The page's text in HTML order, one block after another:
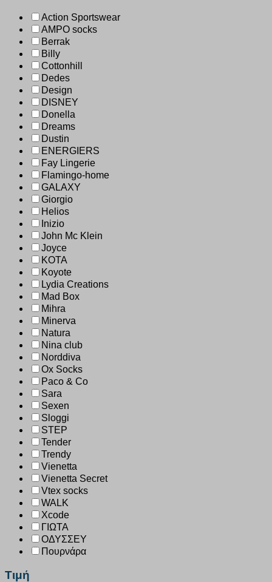
Action Sportswear
AMPO socks
Berrak
Billy
Cottonhill
Dedes
Design
DISNEY
Donella
Dreams
Dustin
ENERGIERS
Fay Lingerie
Flamingo-home
GALAXY
Giorgio
Helios
Inizio
John Mc Klein
Joyce
KOTA
Koyote
Lydia Creations
Mad Box
Mihra
Minerva
Natura
Nina club
Norddiva
Ox Socks
Paco & Co
Sara
Sexen
Sloggi
STEP
Tender
Trendy
Vienetta
Vienetta Secret
Vtex socks
WALK
Xcode
ΓΙΩΤΑ
ΟΔΥΣΣΕΥ
Πουρνάρα
Τιμή